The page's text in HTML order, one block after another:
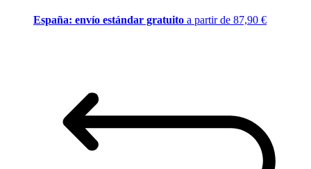
España: envío estándar gratuito a partir de 87,90 €